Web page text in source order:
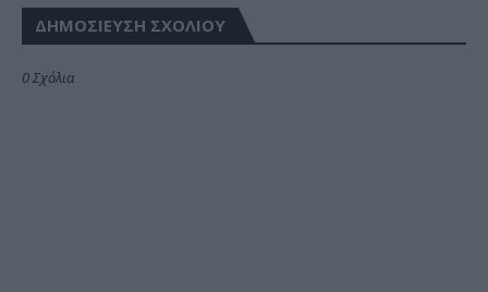
ΔΗΜΟΣΊΕΥΣΗ ΣΧΟΛΊΟΥ
0 Σχόλια